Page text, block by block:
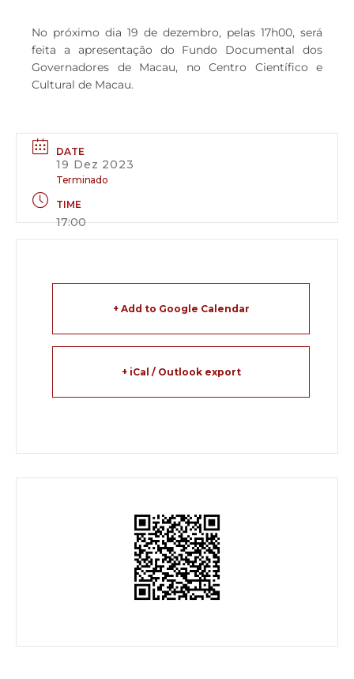
No próximo dia 19 de dezembro, pelas 17h00, será
feita a apresentação do Fundo Documental dos
Governadores de Macau, no Centro Científico e
Cultural de Macau.
DATE
19 Dez 2023
Terminado
TIME
17:00
+ Add to Google Calendar
+ iCal / Outlook export